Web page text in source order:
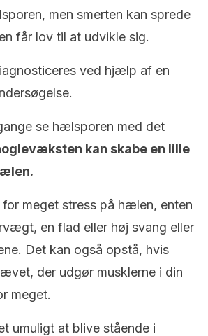
men smerten kan sprede
får lov til at udvikle sig.
ved hjælp af en
se hælsporen med det
kan skabe en lille
meget stress på hælen, enten
en flad eller høj svang eller
Det kan også opstå, hvis
der udgør musklerne i din
meget.
umuligt at blive stående i